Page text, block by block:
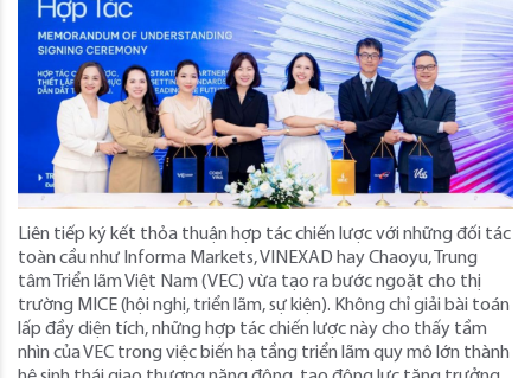
Liên tiếp ký kết thỏa thuận hợp tác chiến lược với những đối tác
toàn cầu như Informa Markets, VINEXAD hay Chaoyu, Trung
tâm Triển lãm Việt Nam (VEC) vừa tạo ra bước ngoặt cho thị
trường MICE (hội nghị, triển lãm, sự kiện). Không chỉ giải bài toán
lấp đầy diện tích, những hợp tác chiến lược này cho thấy tầm
nhìn của VEC trong việc biến hạ tầng triển lãm quy mô lớn thành